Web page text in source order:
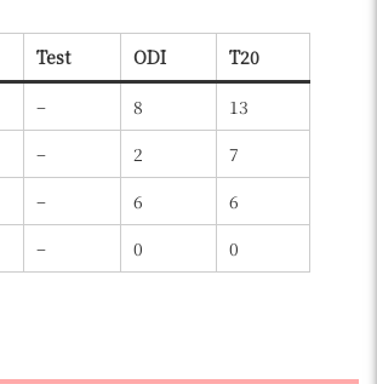
Test ODI T20
– 8
13
– 2
7
– 6
6
– 0 0